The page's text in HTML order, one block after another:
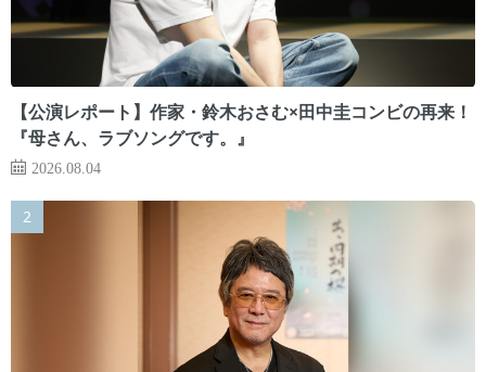
【公演レポート】作家・鈴木おさむ×田中圭コンビの再来！
『母さん、ラブソングです。』
2026.08.04